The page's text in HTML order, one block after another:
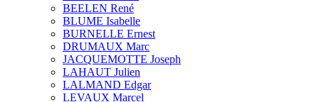
BEELEN René
BLUME Isabelle
BURNELLE Ernest
DRUMAUX Marc
JACQUEMOTTE Joseph
LAHAUT Julien
LALMAND Edgar
LEVAUX Marcel